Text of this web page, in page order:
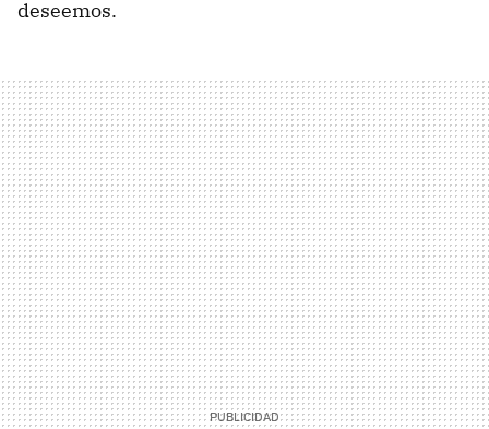
deseemos.